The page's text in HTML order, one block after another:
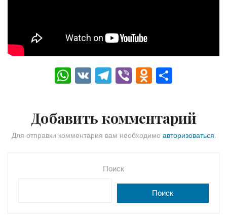
W
h
ts
A
V
K
T
el
gr
a
Vi
b
O
d
o
kl
s
ni
а
в
Добавить комментарий
Для отправки комментария вам необходимо авторизоваться.
Поиск
Поиск